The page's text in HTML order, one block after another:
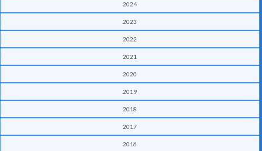
2024
2023
2022
2021
2020
2019
2018
2017
2016